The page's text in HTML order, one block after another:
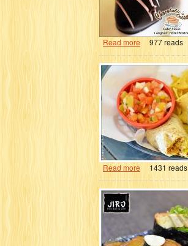
Read more 977 reads
Read more 1431 reads